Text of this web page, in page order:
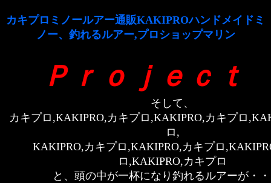
カキプロミノールアー通販KAKIPROハンドメイドミ
ノー、釣れるルアー,プロショップマリン
Ｐｒｏｊｅｃｔ
そして、
カキプロ,KAKIPRO,カキプロ,KAKIPRO,カキプロ
ロ,
KAKIPRO,カキプロ,KAKIPRO,カキプロ
ロ,KAKIPRO,カキプロ
と、頭の中が一杯になり釣れるルアーが・